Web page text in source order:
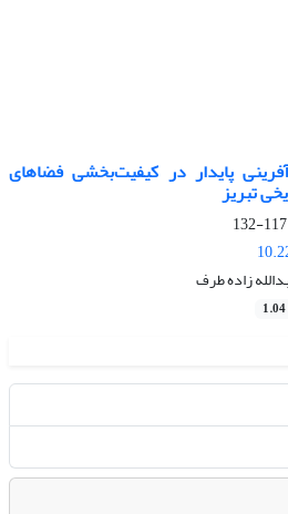
پایدار در کیفیت‌بخشی فضاهای
تبریز
117-132
زاده طرف